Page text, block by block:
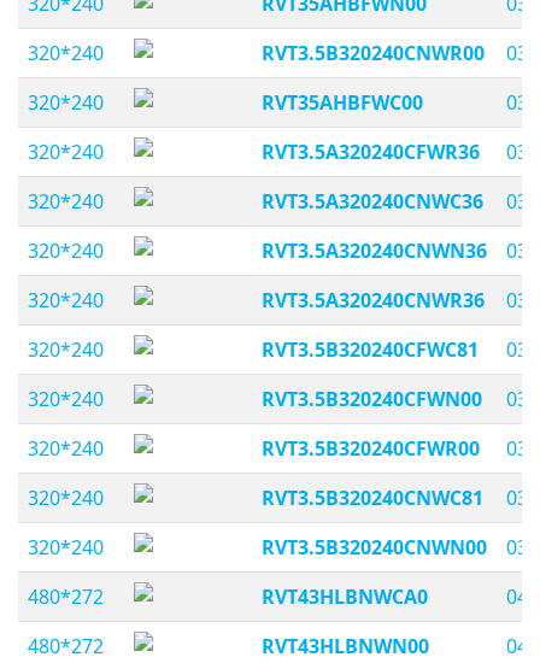
320*240
RVT3.5B320240CNWR00
320*240
RVT35AHBFWC00
320*240
RVT3.5A320240CFWR36
320*240
RVT3.5A320240CNWC36
320*240
RVT3.5A320240CNWN36
320*240
RVT3.5A320240CNWR36
320*240
RVT3.5B320240CFWC81
320*240
RVT3.5B320240CFWN00
320*240
RVT3.5B320240CFWR00
320*240
RVT3.5B320240CNWC81
320*240
RVT3.5B320240CNWN00
480*272
RVT43HLBNWCA0
480*272
RVT43HLBNWN00